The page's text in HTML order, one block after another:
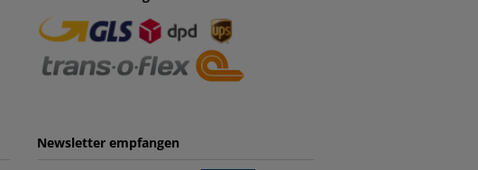
Newsletter empfangen